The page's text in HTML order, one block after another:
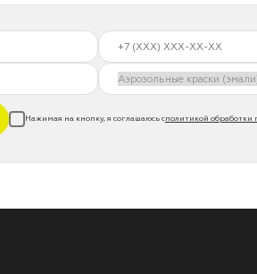
Нажимая на кнопку, я соглашаюсь сполитикой обработки